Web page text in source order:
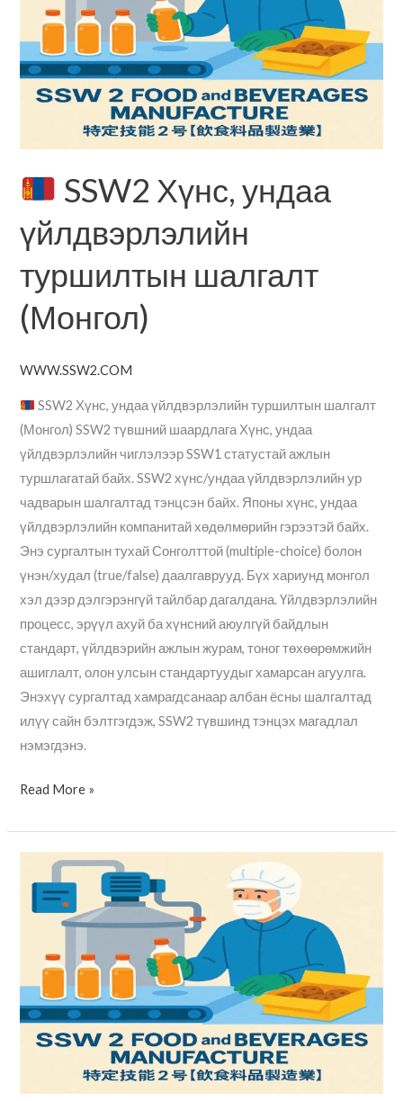
SSW2 Хүнс, ундаа
үйлдвэрлэлийн
туршилтын шалгалт
(Монгол)
WWW.SSW2.COM
SSW2 Хүнс, ундаа үйлдвэрлэлийн туршилтын шалгалт
(Монгол) SSW2 түвшний шаардлага Хүнс, ундаа
үйлдвэрлэлийн чиглэлээр SSW1 статустай ажлын
туршлагатай байх. SSW2 хүнс/ундаа үйлдвэрлэлийн ур
чадварын шалгалтад тэнцсэн байх. Японы хүнс, ундаа
үйлдвэрлэлийн компанитай хөдөлмөрийн гэрээтэй байх.
Энэ сургалтын тухай Сонголттой (multiple-choice) болон
үнэн/худал (true/false) даалгаврууд. Бүх хариунд монгол
хэл дээр дэлгэрэнгүй тайлбар дагалдана. Үйлдвэрлэлийн
процесс, эрүүл ахуй ба хүнсний аюулгүй байдлын
стандарт, үйлдвэрийн ажлын журам, тоног төхөөрөмжийн
ашиглалт, олон улсын стандартуудыг хамарсан агуулга.
Энэхүү сургалтад хамрагдсанаар албан ёсны шалгалтад
илүү сайн бэлтгэгдэж, SSW2 түвшинд тэнцэх магадлал
нэмэгдэнэ.
үйлдвэрлэлийн
туршилтын
шалгалт
(Монгол)
Read More »
SSW2
ආහාර
පානා
ද්‍රව්‍ය
නිෂ්පාදන
අනුකරණ